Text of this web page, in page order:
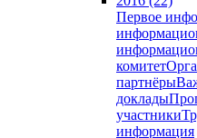
Первое
комитет
партнёры
доклады
участники
информация